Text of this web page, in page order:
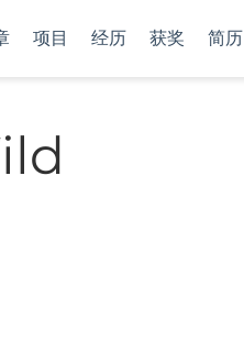
项目 经历 获奖 简历